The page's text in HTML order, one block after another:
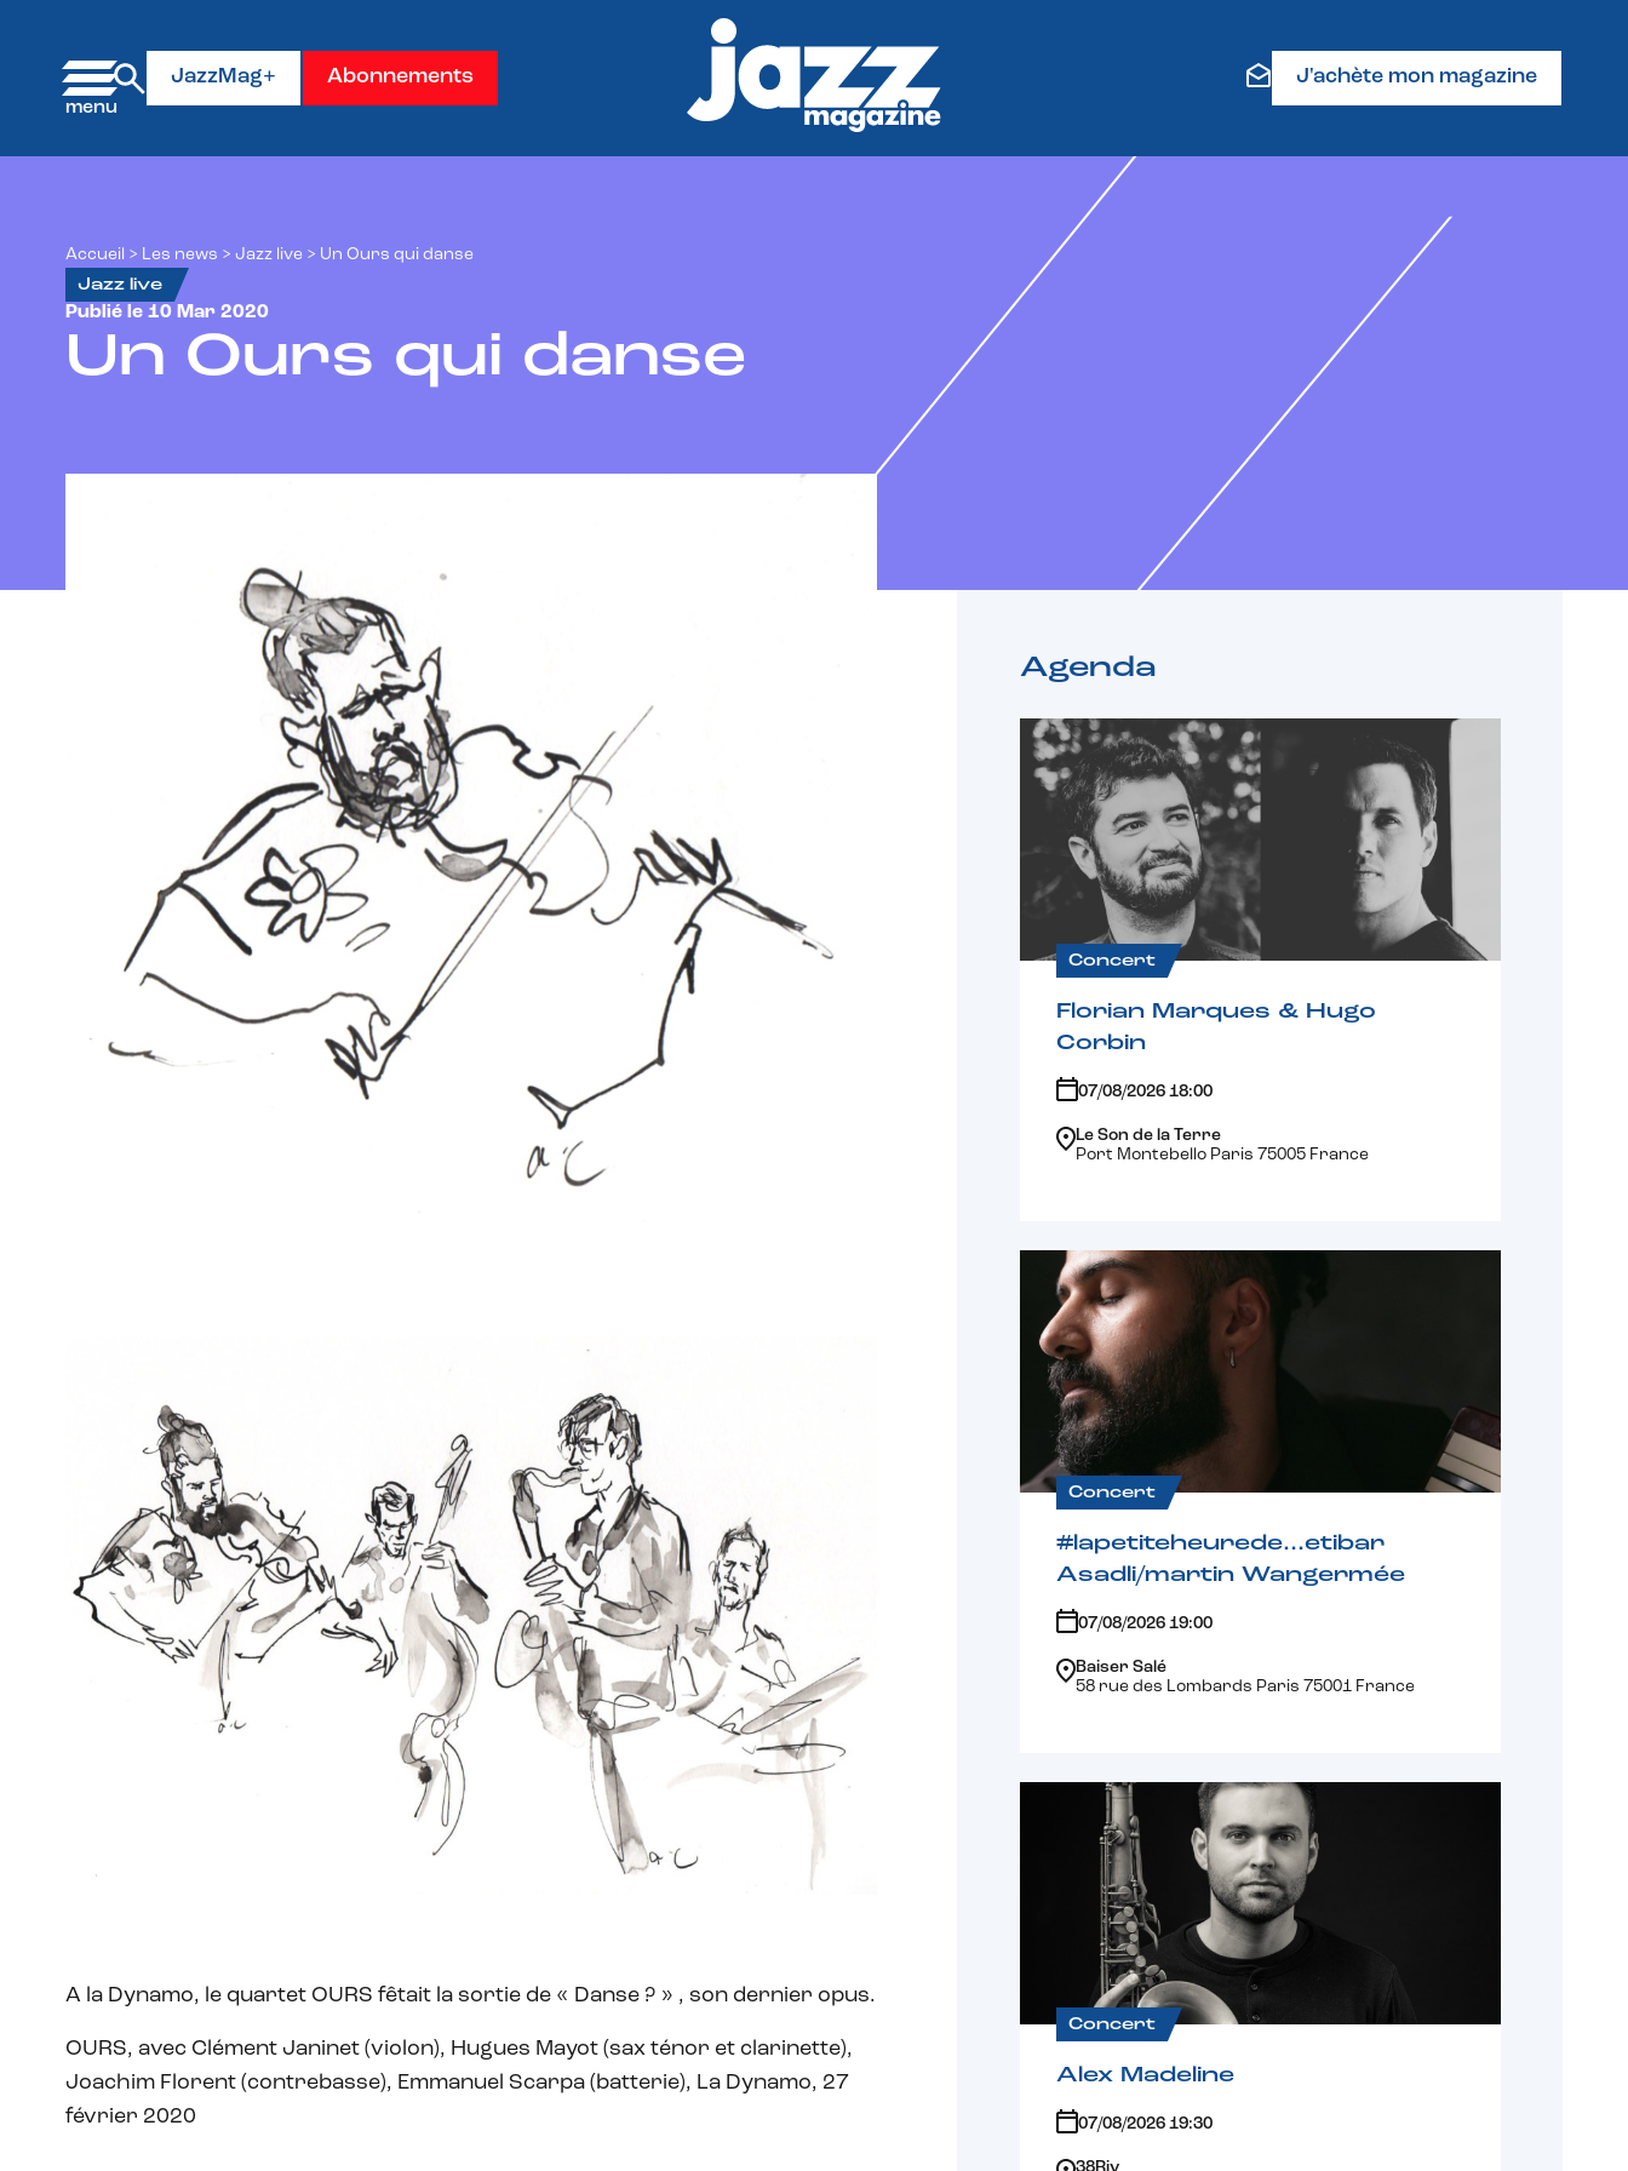
JazzMag+ Abonnements J'achète mon magazine
Accueil > Les news > Jazz live > Un Ours qui danse
Jazz live
Publié le 10 Mar 2020
Un Ours qui danse
A la Dynamo, le quartet OURS fêtait la sortie de « Danse ? » , son dernier opus.
OURS, avec Clément Janinet (violon), Hugues Mayot (sax ténor et clarinette),
Joachim Florent (contrebasse), Emmanuel Scarpa (batterie), La Dynamo, 27
février 2020
Agenda
Concert
Florian Marques & Hugo
Corbin
07/08/2026 18:00
Le Son de la Terre
Port Montebello Paris 75005 France
Concert
#lapetiteheurede…etibar
Asadli/martin Wangermée
07/08/2026 19:00
Baiser Salé
58 rue des Lombards Paris 75001 France
Concert
Alex Madeline
07/08/2026 19:30